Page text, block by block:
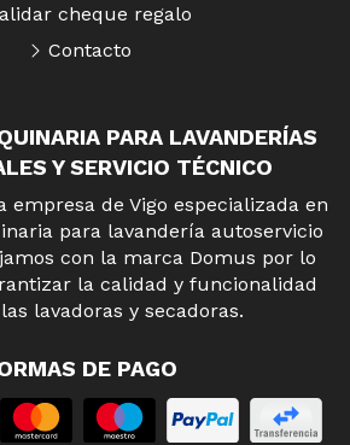
PARA LAVANDERÍAS
Y SERVICIO TÉCNICO
empresa de Vigo especializada en
para lavandería autoservicio
con la marca Domus por lo
la calidad y funcionalidad
lavadoras y secadoras.
DE PAGO
cheque regalo
Contacto